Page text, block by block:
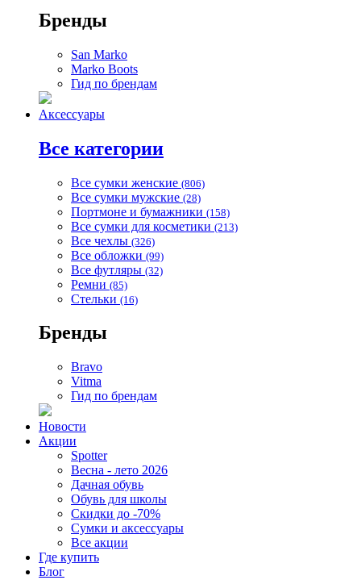
Бренды
San Marko
Marko Boots
Гид по брендам
Аксессуары
Все категории
Все сумки женские (806)
Все сумки мужские (28)
Портмоне и бумажники (158)
Все сумки для косметики (213)
Все чехлы (326)
Все обложки (99)
Все футляры (32)
Ремни (85)
Стельки (16)
Бренды
Bravo
Vitma
Гид по брендам
Новости
Акции
Spotter
Весна - лето 2026
Дачная обувь
Обувь для школы
Скидки до -70%
Сумки и аксессуары
Все акции
Где купить
Блог